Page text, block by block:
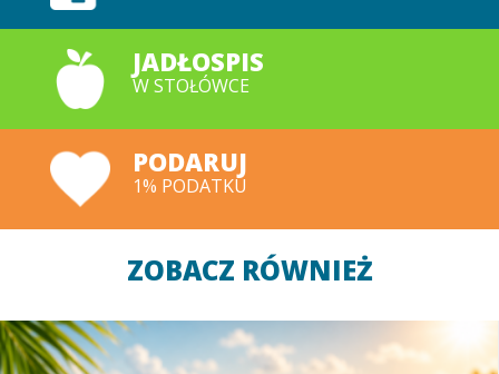
JADŁOSPIS
W STOŁÓWCE
PODARUJ
1% PODATKU
ZOBACZ RÓWNIEŻ